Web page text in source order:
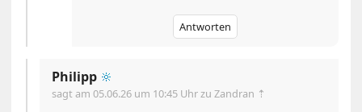
Antworten
Philipp 🔆
sagt am05.06.26 um 10:45 Uhrzu Zandran ⇡